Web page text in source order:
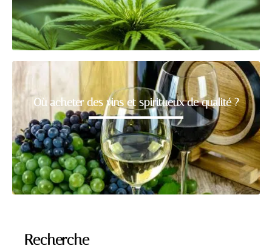
Où acheter des vins et spiritueux de qualité ?
Recherche